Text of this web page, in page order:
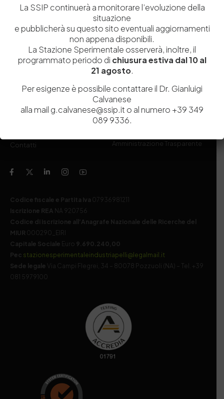
Chi siamo
Servizi
documentazione
Contatti
Laboratori
Dipartimenti di ricerca
Biblioteca
Politecnico del Cuoio
Media
Amministrazione Trasparente
Codice fiscale e Partita Iva 07936981211
Iscrizione REA NA 920756
Codice di iscrizione all’Anagrafe Nazionale delle Ricerche del
MIUR 000290_EIRI
Capitale Sociale Euro 9.690.240,00
Pec stazionesperimentaleindustriapelli@legalmail.it
Sede legale
Via Campi Flegrei, 34 – 80078 Pozzuoli (NA) – Tel. +39
081 5979100
La SSIP continuerà a monitorare l’evoluzione della
situazione
e pubblicherà su questo sito eventuali aggiornamenti
non appena disponibili.
La Stazione Sperimentale osserverà, inoltre, il
programmato periodo di chiusura estiva dal 10 al
21 agosto.
Per esigenze è possibile contattare il Dr. Gianluigi
Calvanese
alla mail g.calvanese@ssip.it o al numero +39 349
089 9336.